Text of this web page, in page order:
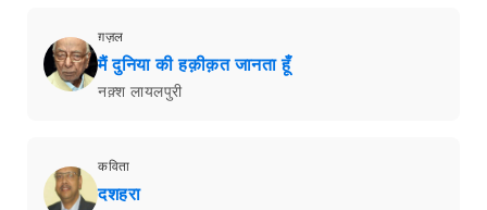
ग़ज़ल
मैं दुनिया की हक़ीक़त जानता हूँ
नक़्श लायलपुरी
कविता
दशहरा